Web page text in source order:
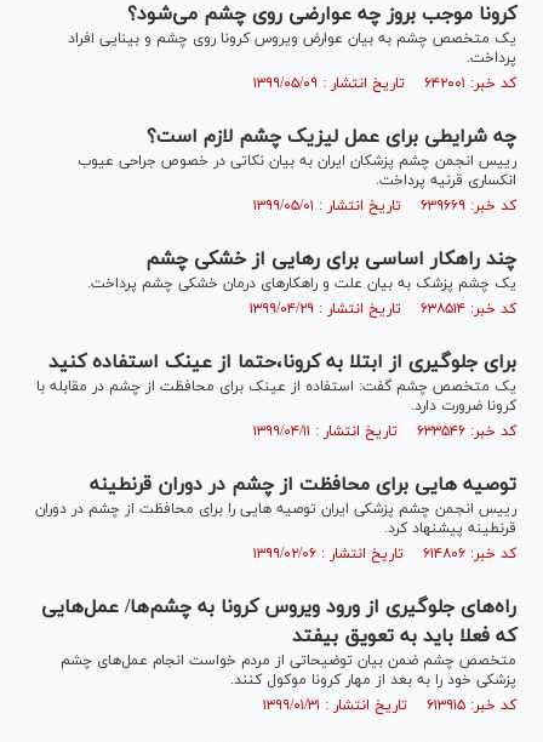
کرونا موجب بروز چه عوارضی روی چشم می‌شود؟
یک متخصص چشم به بیان عوارض ویروس کرونا روی چشم و بینایی افراد
پرداخت.
کد خبر: ۶۴۲۰۰۱ تاریخ انتشار : ۱۳۹۹/۰۵/۰۹
چه شرایطی برای عمل لیزیک چشم لازم است؟
رییس انجمن چشم پزشکان ایران به بیان نکاتی در خصوص جراحی عیوب
انکساری قرنیه پرداخت.
کد خبر: ۶۳۹۶۶۹ تاریخ انتشار : ۱۳۹۹/۰۵/۰۱
چند راهکار اساسی برای رهایی از خشکی چشم
یک چشم پزشک به بیان علت و راهکارهای درمان خشکی چشم پرداخت.
کد خبر: ۶۳۸۵۱۴ تاریخ انتشار : ۱۳۹۹/۰۴/۲۹
برای جلوگیری از ابتلا به کرونا،حتما از عینک استفاده کنید
یک متخصص چشم گفت: استفاده از عینک برای محافظت از چشم در مقابله با
کرونا ضرورت دارد.
کد خبر: ۶۳۳۵۴۶ تاریخ انتشار : ۱۳۹۹/۰۴/۱۱
توصیه هایی برای محافظت از چشم در دوران قرنطینه
رییس انجمن چشم پزشکی ایران توصیه هایی را برای محافظت از چشم در دوران
قرنطینه پیشنهاد کرد.
کد خبر: ۶۱۴۸۰۶ تاریخ انتشار : ۱۳۹۹/۰۲/۰۶
راه‌های جلوگیری از ورود ویروس کرونا به چشم‌ها/ عمل‌هایی
که فعلا باید به تعویق بیفتد
متخصص چشم ضمن بیان توضیحاتی از مردم خواست انجام عمل‌های چشم
پزشکی خود را به بعد از مهار کرونا موکول کنند.
کد خبر: ۶۱۳۹۱۵ تاریخ انتشار : ۱۳۹۹/۰۱/۳۱